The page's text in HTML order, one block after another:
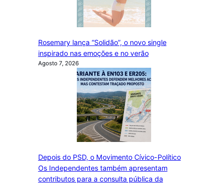
Rosemary lança “Solidão”, o novo single
inspirado nas emoções e no verão
Agosto 7, 2026
Depois do PSD, o Movimento Cívico-Político
Os Independentes também apresentam
contributos para a consulta pública da